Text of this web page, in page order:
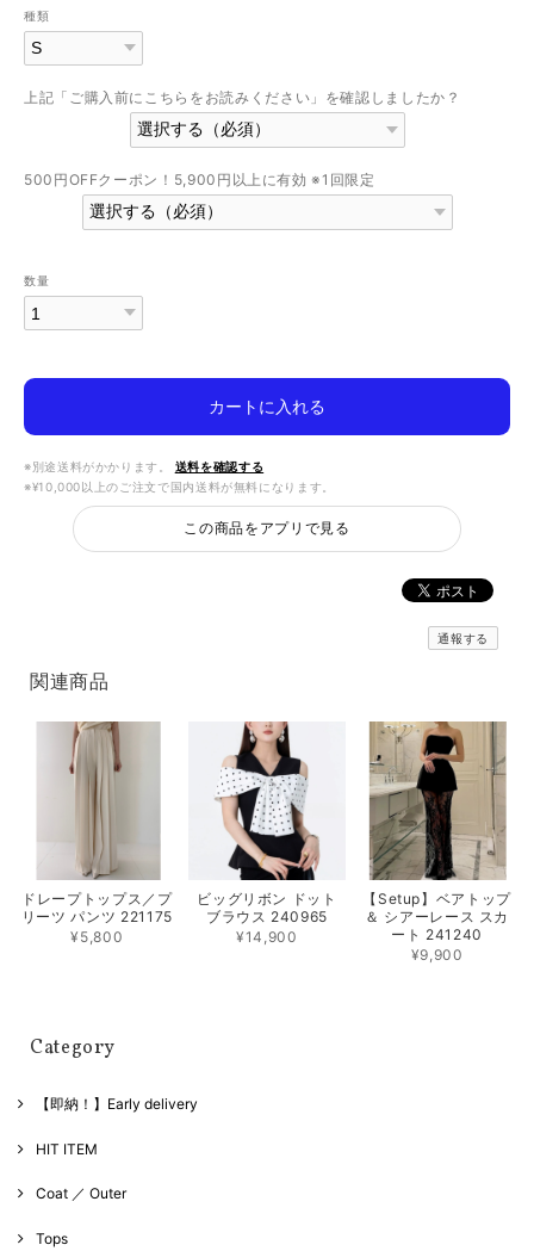
種類
上記「ご購入前にこちらをお読みください」を確認しましたか？
500円OFFクーポン！5,900円以上に有効 ※1回限定
数量
カートに入れる
※別途送料がかかります。
送料を確認する
※¥10,000以上のご注文で国内送料が無料になります。
この商品をアプリで見る
通報する
関連商品
ドレープトップス／プ
リーツ パンツ 221175
¥5,800
ビッグリボン ドット
ブラウス 240965
¥14,900
【Setup】ベアトップ
＆ シアーレース スカ
ート 241240
¥9,900
Category
【即納！】Early delivery
HIT ITEM
Coat ／ Outer
Tops